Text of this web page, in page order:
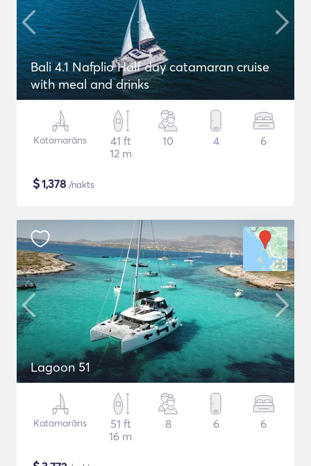
Bali 4.1 Nafplio Half day catamaran cruise
with meal and drinks
Katamarāns
41 ft
12 m
10 4 6
$1,378 /nakts
Lagoon 51
Katamarāns
51 ft
16 m
8 6 6